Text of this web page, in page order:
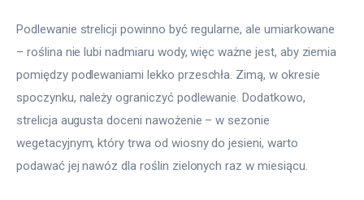
Podlewanie strelicji powinno być regularne, ale umiarkowane
– roślina nie lubi nadmiaru wody, więc ważne jest, aby ziemia
pomiędzy podlewaniami lekko przeschła. Zimą, w okresie
spoczynku, należy ograniczyć podlewanie. Dodatkowo,
strelicja augusta doceni nawożenie – w sezonie
wegetacyjnym, który trwa od wiosny do jesieni, warto
podawać jej nawóz dla roślin zielonych raz w miesiącu.